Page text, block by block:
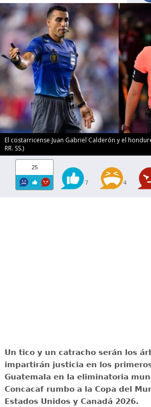
El costarricense Juan Gabriel Calderón y el
RR. SS.)
25
7 4
Un tico y un catracho serán los
impartirán justicia en los
Guatemala en la eliminatoria
Concacaf rumbo a la Copa del
Estados Unidos y Canadá 2026.